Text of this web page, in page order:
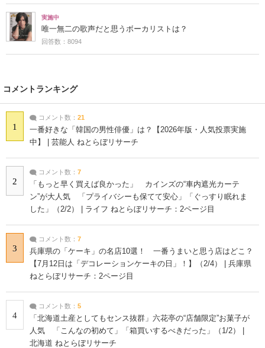
実施中
唯一無二の歌声だと思うボーカリストは？
回答数：8094
コメントランキング
1
コメント数： 21
一番好きな「韓国の男性俳優」は？【2026年版・人気投票実施
中】 | 芸能人 ねとらぼリサーチ
2
コメント数： 7
「もっと早く買えば良かった」 カインズの“車内遮光カーテ
ン”が大人気 「プライバシーも保てて安心」「ぐっすり眠れま
した」（2/2） | ライフ ねとらぼリサーチ：2ページ目
3
コメント数： 7
兵庫県の「ケーキ」の名店10選！ 一番うまいと思う店はどこ？
【7月12日は「デコレーションケーキの日」！】（2/4） | 兵庫県
ねとらぼリサーチ：2ページ目
4
コメント数： 5
「北海道土産としてもセンス抜群」六花亭の“店舗限定”お菓子が
人気 「こんなの初めて」「箱買いするべきだった」（1/2） |
北海道 ねとらぼリサーチ